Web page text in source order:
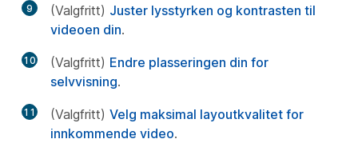
9 (Valgfritt) Juster lysstyrken og kontrasten til
videoen din.
10 (Valgfritt) Endre plasseringen din for
selvvisning.
11 (Valgfritt) Velg maksimal layoutkvalitet for
innkommende video.